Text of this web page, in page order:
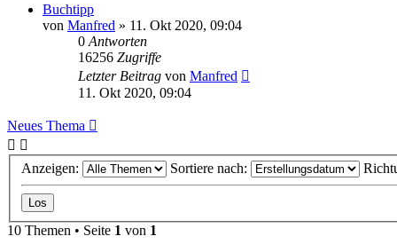
Buchtipp
von Manfred » 11. Okt 2020, 09:04
0 Antworten
16256 Zugriffe
Letzter Beitrag von Manfred
11. Okt 2020, 09:04
Neues Thema
Anzeigen: Sortiere nach:
10 Themen • Seite 1 von 1